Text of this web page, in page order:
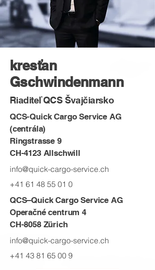
kresťan
Gschwindenmann
Riaditeľ QCS Švajčiarsko
QCS-Quick Cargo Service AG
(centrála)
Ringstrasse 9
CH-4123 Allschwill
info@quick-cargo-service.ch
+41 61 48 55 01 0
QCS–Quick Cargo Service AG
Operačné centrum 4
CH-8058 Zürich
info@quick-cargo-service.ch
+41 43 81 65 00 9